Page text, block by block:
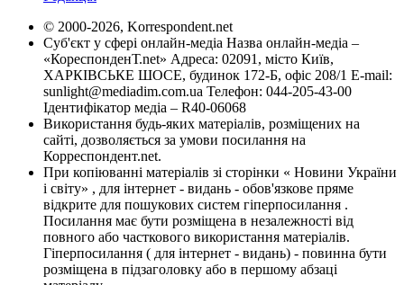
© 2000-2026, Korrespondent.net
Суб'єкт у сфері онлайн-медіа Назва онлайн-медіа –
«КореспонденТ.net» Адреса: 02091, місто Київ,
ХАРКІВСЬКЕ ШОСЕ, будинок 172-Б, офіс 208/1 E-mail:
sunlight@mediadim.com.ua Телефон: 044-205-43-00
Ідентифікатор медіа – R40-06068
Використання будь-яких матеріалів, розміщених на
сайті, дозволяється за умови посилання на
Корреспондент.net.
При копіюванні матеріалів зі сторінки « Новини України
і світу» , для інтернет - видань - обов'язкове пряме
відкрите для пошукових систем гіперпосилання .
Посилання має бути розміщена в незалежності від
повного або часткового використання матеріалів.
Гіперпосилання ( для інтернет - видань) - повинна бути
розміщена в підзаголовку або в першому абзаці